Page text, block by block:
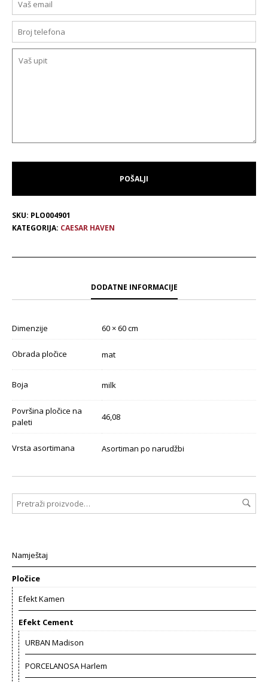
SKU: PLO004901
KATEGORIJA: CAESAR HAVEN
DODATNE INFORMACIJE
Dimenzije 60 × 60 cm
Obrada pločice mat
Boja milk
Površina pločice na
paleti
46,08
Vrsta asortimana Asortiman po narudžbi
Namještaj
Pločice
Efekt Kamen
Efekt Cement
URBAN Madison
PORCELANOSA Harlem